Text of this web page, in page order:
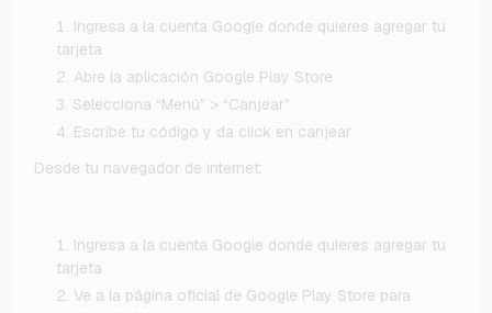
Ingresa a la cuenta Google donde quieres agregar tu
tarjeta
Abre la aplicación Google Play Store
Selecciona “Menú” > “Canjear”
Escribe tu código y da click en canjear
Desde tu navegador de internet:
Ingresa a la cuenta Google donde quieres agregar tu
tarjeta
Ve a la página oficial de Google Play Store para